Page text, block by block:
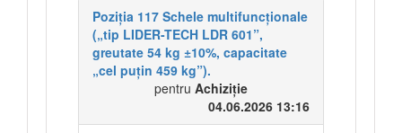
necesitatea identificării exacte a
elementelor care alcătuiesc setul.
Autoritatea contractantă solicită livrarea
unui sistem complet și compatibil,
întrucât profilurile respective sunt
concepute pentru utilizare împreună și
Poziția 117 Schele multifuncționale
(„tip LIDER-TECH LDR 601”,
greutate 54 kg ±10%, capacitate
„cel puțin 459 kg”).
pentru Achiziție
04.06.2026 13:16